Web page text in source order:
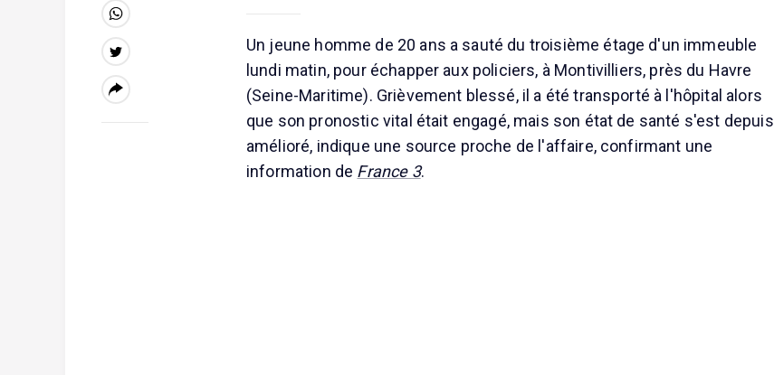
Un jeune homme de 20 ans a sauté du troisième étage d'un immeuble
lundi matin, pour échapper aux policiers, à Montivilliers, près du Havre
(Seine-Maritime). Grièvement blessé, il a été transporté à l'hôpital alors
que son pronostic vital était engagé, mais son état de santé s'est depuis
amélioré, indique une source proche de l'affaire, confirmant une
information de France 3.